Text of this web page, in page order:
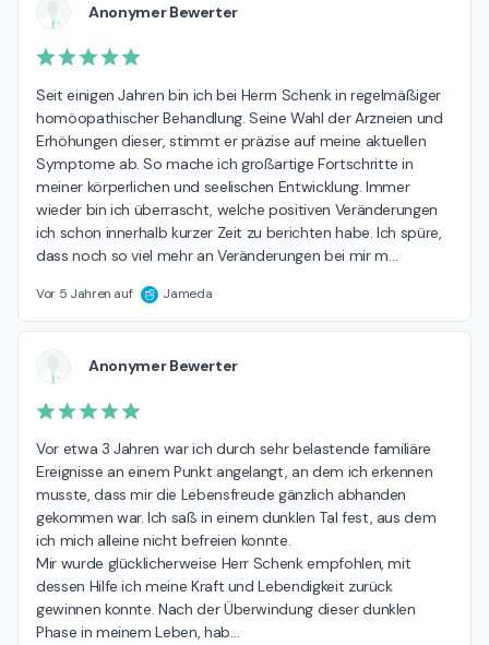
Anonymer Bewerter
Seit einigen Jahren bin ich bei Herrn Schenk in regelmäßiger
homöopathischer Behandlung. Seine Wahl der Arzneien und
Erhöhungen dieser, stimmt er präzise auf meine aktuellen
Symptome ab. So mache ich großartige Fortschritte in
meiner körperlichen und seelischen Entwicklung. Immer
wieder bin ich überrascht, welche positiven Veränderungen
ich schon innerhalb kurzer Zeit zu berichten habe. Ich spüre,
dass noch so viel mehr an Veränderungen bei mir m
Vor 5 Jahren auf Jameda
Anonymer Bewerter
Vor etwa 3 Jahren war ich durch sehr belastende familiäre
Ereignisse an einem Punkt angelangt, an dem ich erkennen
musste, dass mir die Lebensfreude gänzlich abhanden
gekommen war. Ich saß in einem dunklen Tal fest, aus dem
ich mich alleine nicht befreien konnte.
Mir wurde glücklicherweise Herr Schenk empfohlen, mit
dessen Hilfe ich meine Kraft und Lebendigkeit zurück
gewinnen konnte. Nach der Überwindung dieser dunklen
Phase in meinem Leben, hab…